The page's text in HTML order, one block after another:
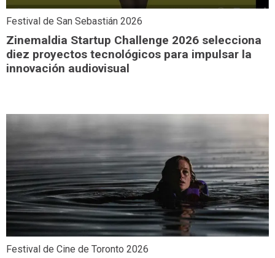
Festival de San Sebastián 2026
Zinemaldia Startup Challenge 2026 selecciona
diez proyectos tecnológicos para impulsar la
innovación audiovisual
Festival de Cine de Toronto 2026